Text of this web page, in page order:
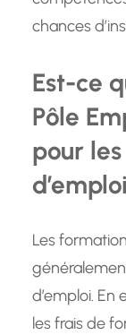
chances
Est-ce
Pôle
pour
Les
d’emploi. En
les frais de